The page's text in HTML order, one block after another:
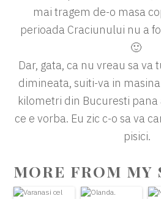
mai tragem de-o masa
perioada Craciunului nu a
🙂
Dar, gata, ca nu vreau sa
dimineata, suiti-va in
kilometri din Bucuresti pana
ce e vorba. Eu zic c-o sa va
pisici.
MORE FROM MY